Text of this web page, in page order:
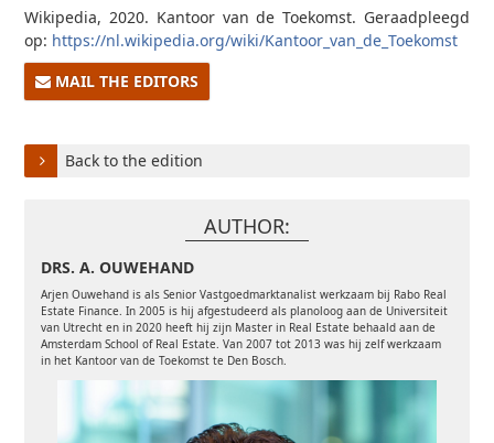
Wikipedia, 2020. Kantoor van de Toekomst. Geraadpleegd
op: https://nl.wikipedia.org/wiki/Kantoor_van_de_Toekomst
MAIL THE EDITORS
Back to the edition
AUTHOR:
DRS. A. OUWEHAND
Arjen Ouwehand is als Senior Vastgoedmarktanalist werkzaam bij Rabo Real
Estate Finance. In 2005 is hij afgestudeerd als planoloog aan de Universiteit
van Utrecht en in 2020 heeft hij zijn Master in Real Estate behaald aan de
Amsterdam School of Real Estate. Van 2007 tot 2013 was hij zelf werkzaam
in het Kantoor van de Toekomst te Den Bosch.